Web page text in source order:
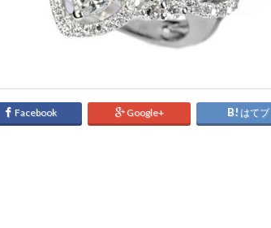
Facebook Google+ はてブ